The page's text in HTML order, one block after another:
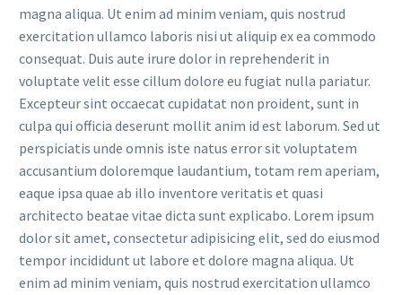
magna aliqua. Ut enim ad minim veniam, quis nostrud
exercitation ullamco laboris nisi ut aliquip ex ea commodo
consequat. Duis aute irure dolor in reprehenderit in
voluptate velit esse cillum dolore eu fugiat nulla pariatur.
Excepteur sint occaecat cupidatat non proident, sunt in
culpa qui officia deserunt mollit anim id est laborum. Sed ut
perspiciatis unde omnis iste natus error sit voluptatem
accusantium doloremque laudantium, totam rem aperiam,
eaque ipsa quae ab illo inventore veritatis et quasi
architecto beatae vitae dicta sunt explicabo. Lorem ipsum
dolor sit amet, consectetur adipisicing elit, sed do eiusmod
tempor incididunt ut labore et dolore magna aliqua. Ut
enim ad minim veniam, quis nostrud exercitation ullamco